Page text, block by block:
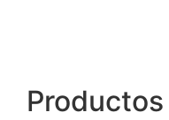
Productos